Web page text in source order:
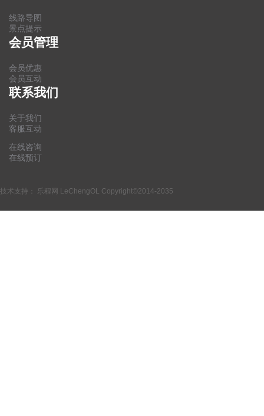
线路导图
景点提示
会员管理
会员优惠
会员互动
联系我们
关于我们
客服互动
在线咨询
在线预订
技术支持： 乐程网 LeChengOL Copyright©2014-2035